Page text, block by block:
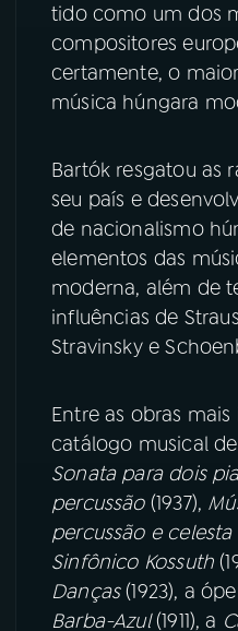
tido como um dos
compositores
certamente, o
música húngara
Bartók resgatou as
seu país e
de nacionalismo
elementos das
moderna, além de
influências de
Stravinsky e
Entre as obras
catálogo musical
Sonata para dois
percussão (1937),
percussão e celesta
Sinfônico Kossuth
Danças(1923), a
Barba-Azul(1911), a